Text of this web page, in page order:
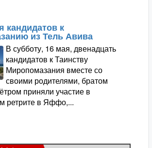
кандидатов к
из Тель Авива
В субботу, 16 мая, двенадцать
кандидатов к Таинству
Миропомазания вместе со
своими родителями, братом
приняли участие в
ретрите в Яффо,...